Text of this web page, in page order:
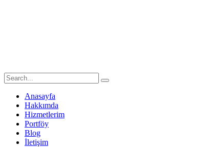
Anasayfa
Hakkımda
Hizmetlerim
Portföy
Blog
İletişim